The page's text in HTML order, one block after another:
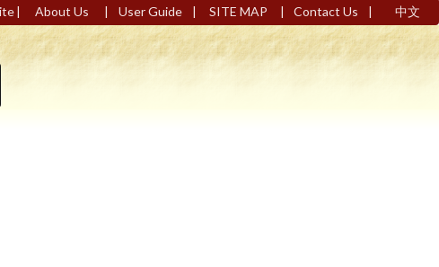
| About Us | User Guide | SITE MAP | Contact Us | 中文